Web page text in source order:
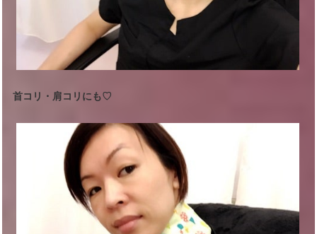
首コリ・肩コリにも♡